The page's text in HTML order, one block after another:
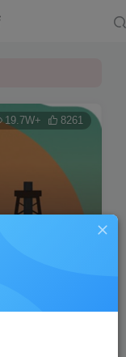
的安全检测
19.7W+ 8261